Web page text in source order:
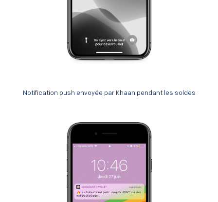
Notification push envoyée par Khaan pendant les soldes